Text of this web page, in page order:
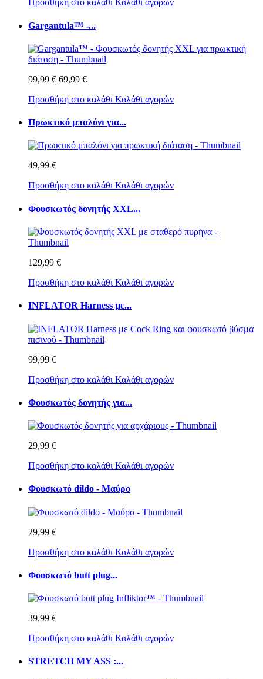
Προσθήκη στο καλάθι Καλάθι αγορών
Gargantula™ -...
99,99 € 69,99 €
Προσθήκη στο καλάθι Καλάθι αγορών
Πρωκτικό μπαλόνι για...
49,99 €
Προσθήκη στο καλάθι Καλάθι αγορών
Φουσκωτός δονητής XXL...
129,99 €
Προσθήκη στο καλάθι Καλάθι αγορών
INFLATOR Harness με...
99,99 €
Προσθήκη στο καλάθι Καλάθι αγορών
Φουσκωτός δονητής για...
29,99 €
Προσθήκη στο καλάθι Καλάθι αγορών
Φουσκωτό dildo - Μαύρο
29,99 €
Προσθήκη στο καλάθι Καλάθι αγορών
Φουσκωτό butt plug...
39,99 €
Προσθήκη στο καλάθι Καλάθι αγορών
STRETCH MY ASS :...